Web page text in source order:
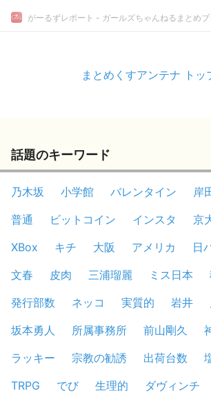
がーるずレポート - ガールズちゃんねるまとめ
まとめくすアンテナ トッ
話題のキーワード
乃木坂 小学館 バレンタイン 岸
普通
ビットコイン インスタ 京
XBox
キチ 大阪 アメリカ 日
文春
皮肉 三浦瑠麗 ミス日本
発行部数
ネッコ 実質的 岩井
坂本勇人
所属事務所 前山剛久
ラッキー
宗教の勧誘 出荷台数
TRPG
でび 生理的 ダヴィンチ